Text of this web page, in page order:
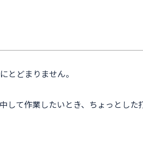
とどまりません。
て作業したいとき、ちょっとした